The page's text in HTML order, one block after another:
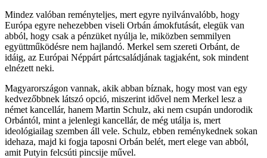
Mindez valóban reményteljes, mert egyre nyilvánvalóbb, hogy
Európa egyre nehezebben viseli Orbán ámokfutását, elegük van
abból, hogy csak a pénzüket nyúlja le, miközben semmilyen
együttműködésre nem hajlandó. Merkel sem szereti Orbánt, de
idáig, az Európai Néppárt pártcsaládjának tagjaként, sok mindent
elnézett neki.
Magyarországon vannak, akik abban bíznak, hogy most van egy
kedvezőbbnek látszó opció, miszerint idővel nem Merkel lesz a
német kancellár, hanem Martin Schulz, aki nem csupán undorodik
Orbántól, mint a jelenlegi kancellár, de még utálja is, mert
ideológiailag szemben áll vele. Schulz, ebben reménykednek sokan
idehaza, majd ki fogja taposni Orbán belét, mert elege van abból,
amit Putyin felcsúti pincsije művel.